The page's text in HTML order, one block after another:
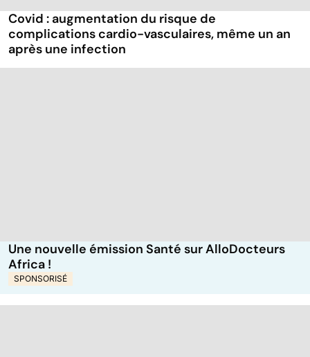
Covid : augmentation du risque de
complications cardio-vasculaires, même un an
après une infection
Une nouvelle émission Santé sur AlloDocteurs
Africa !